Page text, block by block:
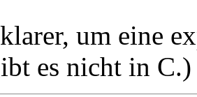
um eine
es nicht in C.)